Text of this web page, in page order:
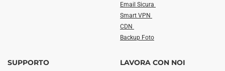
Email Sicura
Smart VPN
CDN
Backup Foto
SUPPORTO LAVORA CON NOI